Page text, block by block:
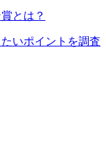
とは？
いポイントを調査